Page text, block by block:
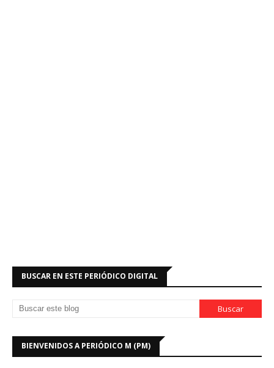
BUSCAR EN ESTE PERIÓDICO DIGITAL
BIENVENIDOS A PERIÓDICO M (PM)